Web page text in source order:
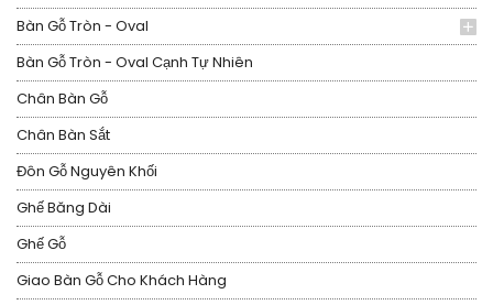
Bàn Gỗ Tròn - Oval
Bàn Gỗ Tròn - Oval Cạnh Tự Nhiên
Chân Bàn Gỗ
Chân Bàn Sắt
Đôn Gỗ Nguyên Khối
Ghế Băng Dài
Ghế Gỗ
Giao Bàn Gỗ Cho Khách Hàng